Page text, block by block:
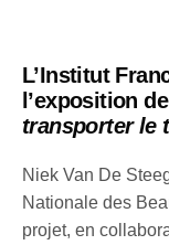
L’Institut
l’exposition
transporter le
Niek Van De
Nationale des
projet, en